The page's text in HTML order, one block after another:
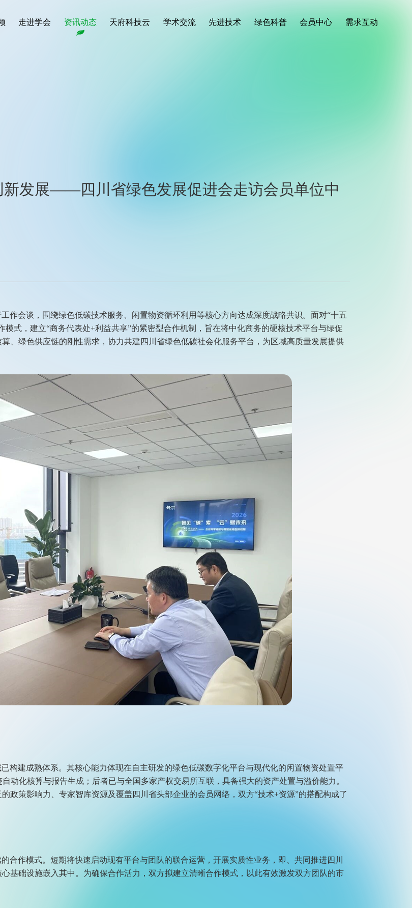
走进学会 资讯动态 天府科技云 学术交流 先进技术 绿色科普 会员中心 需求互动
新发展——四川省绿色发展促进会走访会员单位中
作会谈，围绕绿色低碳技术服务、闲置物资循环利用等核心方向达成深度战略共识。面对“十五
式，建立“商务代表处+利益共享”的紧密型合作机制，旨在将中化商务的硬核技术平台与绿促
、绿色供应链的刚性需求，协力共建四川省绿色低碳社会化服务平台，为区域高质量发展提供
构建成熟体系。其核心能力体现在自主研发的绿色低碳数字化平台与现代化的闲置物资处置平
动化核算与报告生成；后者已与全国多家产权交易所互联，具备强大的资产处置与溢价能力。
政策影响力、专家智库资源及覆盖四川省头部企业的会员网络，双方“技术+资源”的搭配构成了
合作模式。短期将快速启动现有平台与团队的联合运营，开展实质性业务，即、共同推进四川
基础设施嵌入其中。为确保合作活力，双方拟建立清晰合作模式，以此有效激发双方团队的市